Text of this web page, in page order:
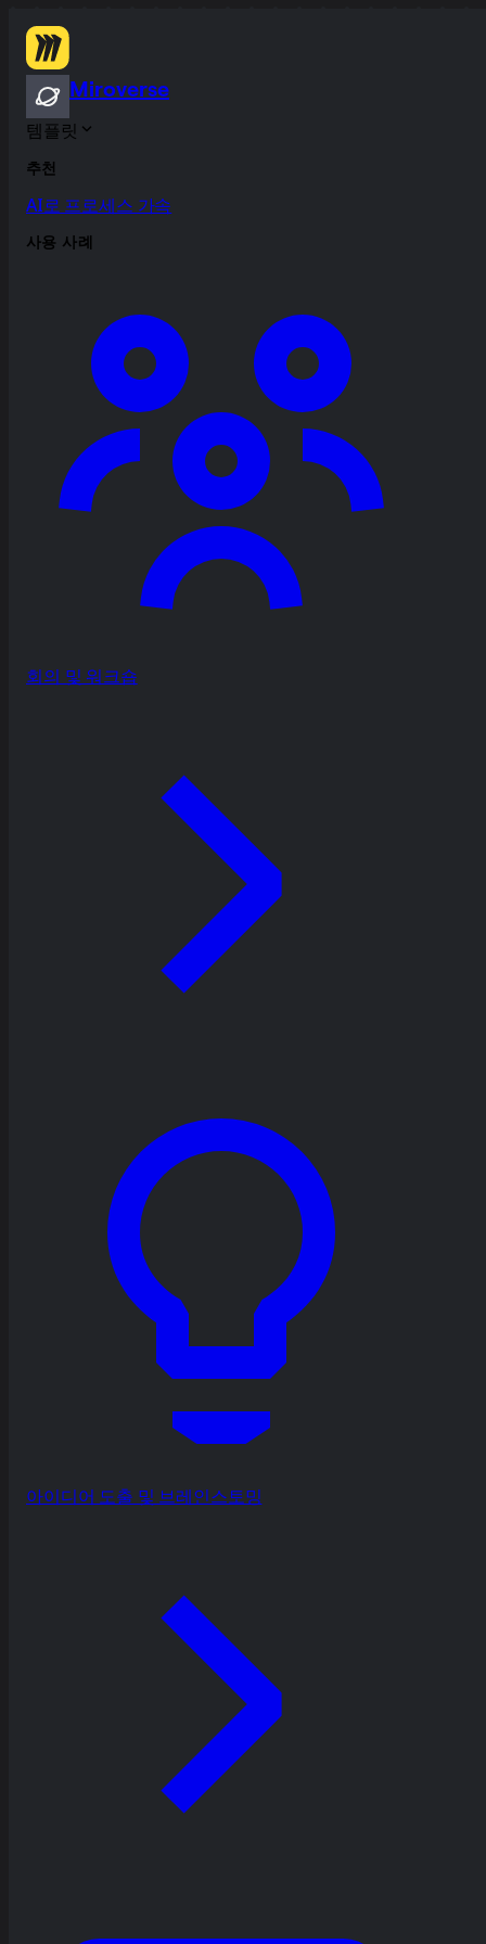
Miroverse
템플릿
추천
AI로 프로세스 가속
사용 사례
회의 및 워크숍
아이디어 도출 및 브레인스토밍